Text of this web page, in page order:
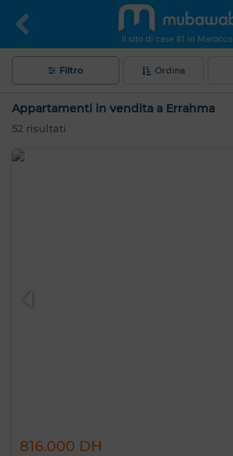
Il sito di case #1 in Marocco
Filtro Ordina
Appartamenti in vendita a Errahma
52 risultati
816.000 DH